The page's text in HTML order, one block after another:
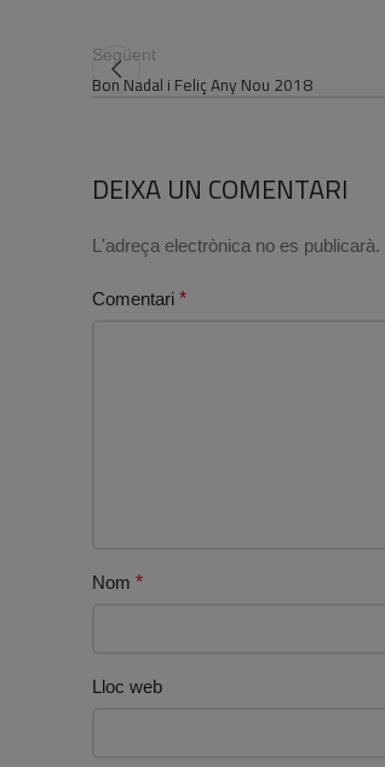
Següent
Bon Nadal i Feliç Any Nou 2018
DEIXA UN COMENTARI
L'adreça electrònica no es publicarà.
Comentari *
Nom *
Lloc web